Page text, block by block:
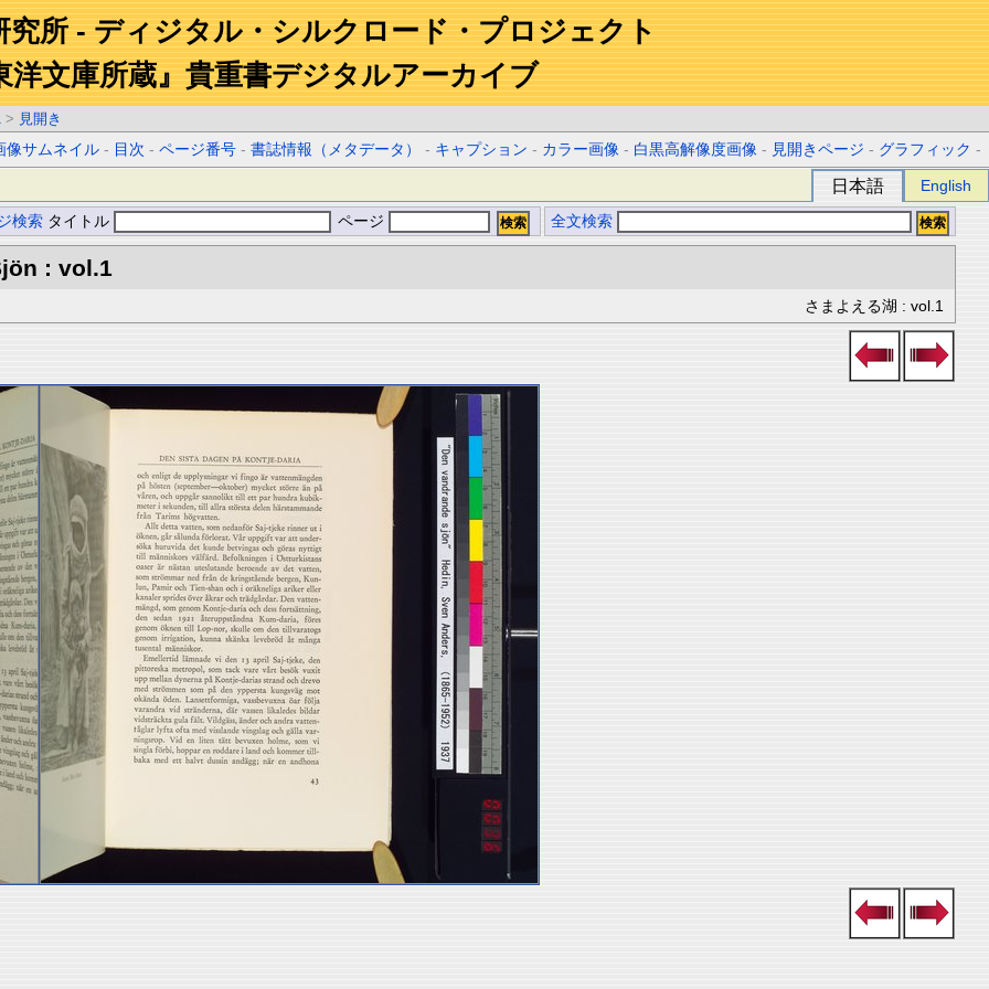
究所 - ディジタル・シルクロード・プロジェクト
洋文庫所蔵』貴重書デジタルアーカイブ
> 見開き
像サムネイル - 目次 -ページ番号 -書誌情報（メタデータ） - キャプション - カラー画像 - 白黒高解像度画像 - 見開きページ - グラフィック -
日本語 English
検索 タイトル ページ 全文検索
: vol.1
さまよえる湖 : vol.1